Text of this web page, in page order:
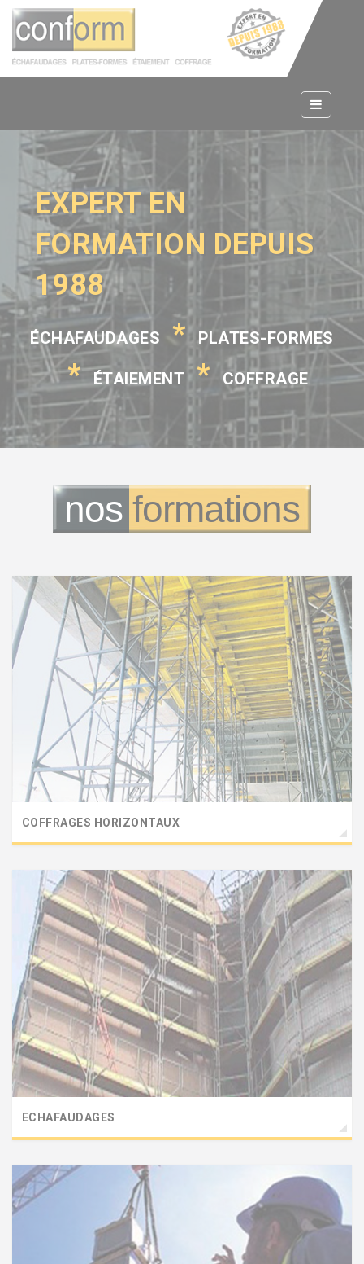
EXPERT EN
FORMATION DEPUIS
1988
ÉCHAFAUDAGES * PLATES-FORMES
* ÉTAIEMENT * COFFRAGE
nos formations
COFFRAGES HORIZONTAUX
ECHAFAUDAGES
Panneau de gestion des cookies